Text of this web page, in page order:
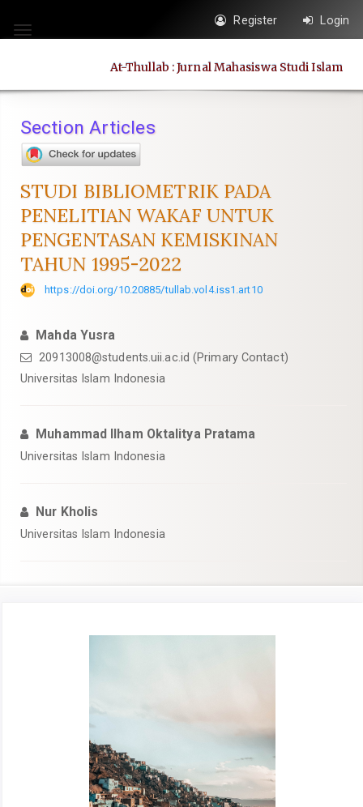
jump
content
Navigation
Main
Sidebar
Toggle
Register Login
At-Thullab : Jurnal Mahasiswa Studi Islam
Section Articles
STUDI BIBLIOMETRIK PADA
PENELITIAN WAKAF UNTUK
PENGENTASAN KEMISKINAN
TAHUN 1995-2022
https://doi.org/10.20885/tullab.vol4.iss1.art10
Mahda Yusra
20913008@students.uii.ac.id (Primary Contact)
Universitas Islam Indonesia
Muhammad Ilham Oktalitya Pratama
Universitas Islam Indonesia
Nur Kholis
Universitas Islam Indonesia